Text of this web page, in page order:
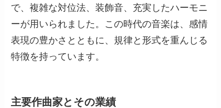
で、複雑な対位法、装飾音、充実したハーモニ
ーが用いられました。この時代の音楽は、感情
表現の豊かさとともに、規律と形式を重んじる
特徴を持っています。
主要作曲家とその業績